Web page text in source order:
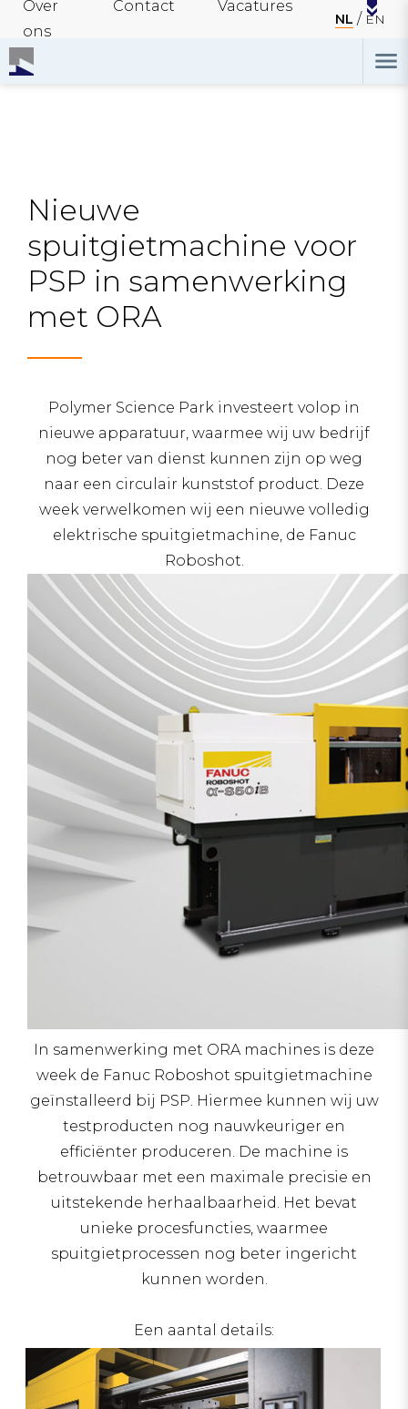
Over
ons
Contact Vacatures
NL EN
Nieuwe
spuitgietmachine voor
PSP in samenwerking
met ORA
Polymer Science Park investeert volop in
nieuwe apparatuur, waarmee wij uw bedrijf
nog beter van dienst kunnen zijn op weg
naar een circulair kunststof product. Deze
week verwelkomen wij een nieuwe volledig
elektrische spuitgietmachine, de Fanuc
Roboshot.
In samenwerking met ORA machines is deze
week de Fanuc Roboshot spuitgietmachine
geïnstalleerd bij PSP. Hiermee kunnen wij uw
testproducten nog nauwkeuriger en
efficiënter produceren. De machine is
betrouwbaar met een maximale precisie en
uitstekende herhaalbaarheid. Het bevat
unieke procesfuncties, waarmee
spuitgietprocessen nog beter ingericht
kunnen worden.
Een aantal details: